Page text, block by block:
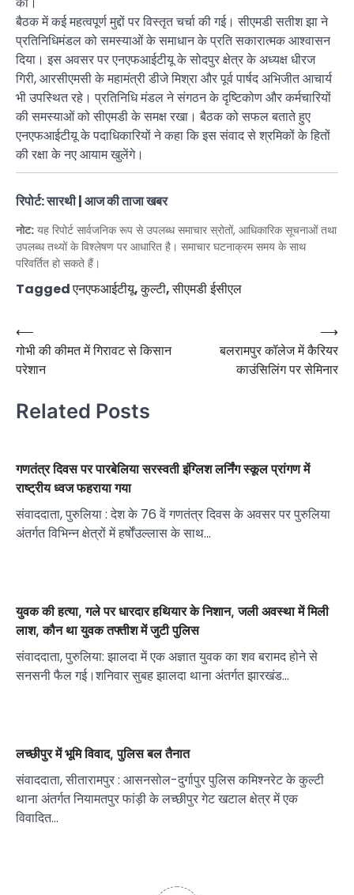
बैठक में कई महत्वपूर्ण मुद्दों पर विस्तृत चर्चा की गई। सीएमडी सतीश झा ने
प्रतिनिधिमंडल को समस्याओं के समाधान के प्रति सकारात्मक आश्वासन
दिया। इस अवसर पर एनएफआईटीयू के सोदपुर क्षेत्र के अध्यक्ष धीरज
गिरी, आरसीएमसी के महामंत्री डीजे मिश्रा और पूर्व पार्षद अभिजीत आचार्य
भी उपस्थित रहे। प्रतिनिधि मंडल ने संगठन के दृष्टिकोण और कर्मचारियों
की समस्याओं को सीएमडी के समक्ष रखा। बैठक को सफल बताते हुए
एनएफआईटीयू के पदाधिकारियों ने कहा कि इस संवाद से श्रमिकों के हितों
की रक्षा के नए आयाम खुलेंगे।
रिपोर्ट: सारथी | आज की ताजा खबर
नोट: यह रिपोर्ट सार्वजनिक रूप से उपलब्ध समाचार स्रोतों, आधिकारिक सूचनाओं तथा
उपलब्ध तथ्यों के विश्लेषण पर आधारित है। समाचार घटनाक्रम समय के साथ
परिवर्तित हो सकते हैं।
Taggedएनएफआईटीयू,कुल्टी,सीएमडी ईसीएल
Post
navigation
⟵
गोभी की कीमत में गिरावट से किसान
परेशान
बलरामपुर कॉलेज में कैरियर
काउंसिलिंग पर सेमिनार
⟶
Related Posts
गणतंत्र दिवस पर पारबेलिया सरस्वती इंग्लिश लर्निंग स्कूल प्रांगण में
राष्ट्रीय ध्वज फहराया गया
संवाददाता, पुरुलिया : देश के 76 वें गणतंत्र दिवस के अवसर पर पुरुलिया
अंतर्गत विभिन्न क्षेत्रों में हर्षोंउल्लास के साथ…
युवक की हत्या, गले पर धारदार हथियार के निशान, जली अवस्था में मिली
लाश, कौन था युवक तफ्तीश में जुटी पुलिस
संवाददाता, पुरुलिया: झालदा में एक अज्ञात युवक का शव बरामद होने से
सनसनी फैल गई।शनिवार सुबह झालदा थाना अंतर्गत झारखंड…
लच्छीपुर में भूमि विवाद, पुलिस बल तैनात
संवाददाता, सीतारामपुर : आसनसोल-दुर्गापुर पुलिस कमिश्नरेट के कुल्टी
थाना अंतर्गत नियामतपुर फांड़ी के लच्छीपुर गेट खटाल क्षेत्र में एक
विवादित…